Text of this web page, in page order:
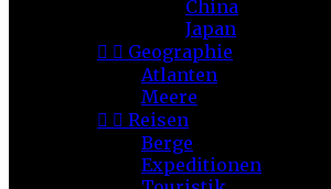
China
Japan
  Geographie
Atlanten
Meere
  Reisen
Berge
Expeditionen